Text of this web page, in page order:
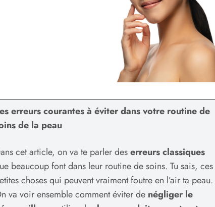
erreurs courantes à éviter dans votre routine de
de la peau
cet article, on va te parler deserreurs classiques
beaucoup font dans leur routine de soins. Tu sais, ces
choses qui peuvent vraiment foutre en l’air ta peau.
va voir ensemble comment éviter de négliger le